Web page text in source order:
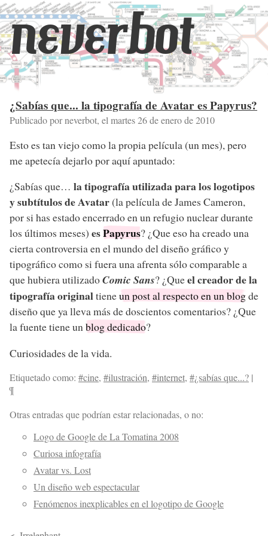
neverbot
¿Sabías que... la tipografía de Avatar es Papyrus?
Publicado por neverbot, el martes 26 de enero de 2010
Esto es tan viejo como la propia película (un mes), pero
me apetecía dejarlo por aquí apuntado:
¿Sabías que… la tipografía utilizada para los logotipos
y subtítulos de Avatar(la película de James Cameron,
por si has estado encerrado en un refugio nuclear durante
los últimos meses) esPapyrus? ¿Que eso ha creado una
cierta controversia en el mundo del diseño gráfico y
tipográfico como si fuera una afrenta sólo comparable a
que hubiera utilizadoComic Sans? ¿Queel creador de la
tipografía originaltieneun post al respecto en un blogde
diseño que ya lleva más de doscientos comentarios? ¿Que
la fuente tiene unblog dedicado?
Curiosidades de la vida.
Etiquetado como: #cine, #ilustración, #internet, #¿sabías que...? |
¶
Otras entradas que podrían estar relacionadas, o no:
Logo de Google de La Tomatina 2008
Curiosa infografía
Avatar vs. Lost
Un diseño web espectacular
Fenómenos inexplicables en el logotipo de Google